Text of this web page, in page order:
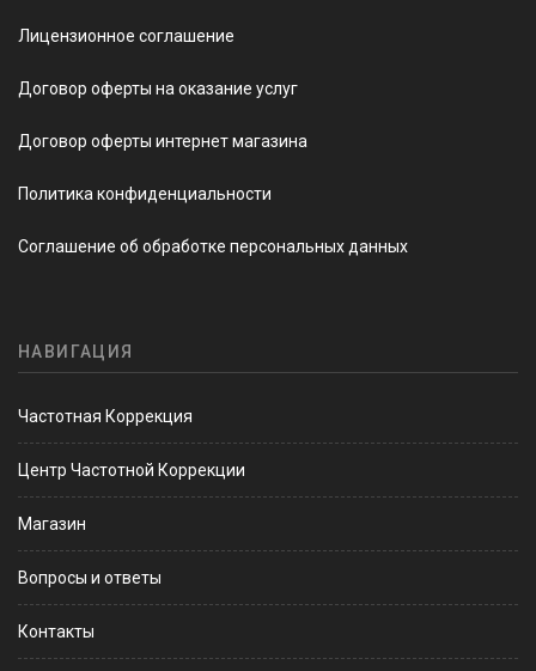
Лицензионное соглашение
Договор оферты на оказание услуг
Договор оферты интернет магазина
Политика конфиденциальности
Соглашение об обработке персональных данных
НАВИГАЦИЯ
Частотная Коррекция
Центр Частотной Коррекции
Магазин
Вопросы и ответы
Контакты